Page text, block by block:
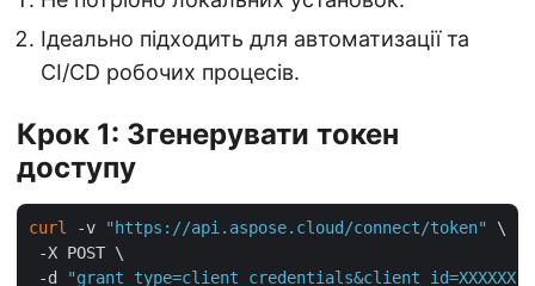
Ідеально підходить для автоматизації та
CI/CD робочих процесів.
Крок 1: Згенерувати токен
доступу
curl -v "https://api.aspose.cloud/connect/token"
\
-X POST \
-d
"grant_type=client_credentials&client_id=XXXXXX-